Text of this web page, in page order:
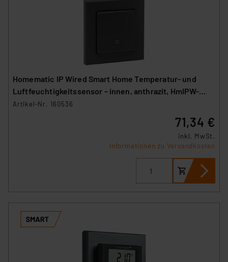
Homematic IP Wired Smart Home Temperatur- und
Luftfeuchtigkeitssensor – innen, anthrazit, HmIPW-
STH-A
Artikel-Nr. 160536
71,34 €
inkl. MwSt.
Informationen zu Versandkosten